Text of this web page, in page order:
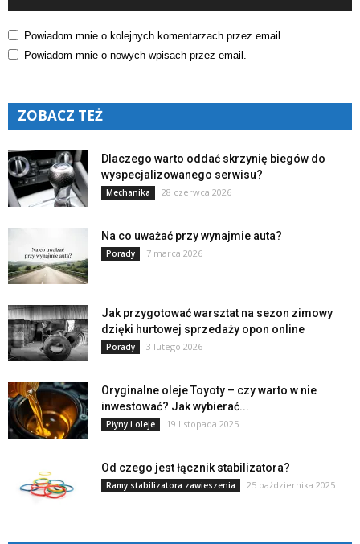
Powiadom mnie o kolejnych komentarzach przez email.
Powiadom mnie o nowych wpisach przez email.
ZOBACZ TEŻ
Dlaczego warto oddać skrzynię biegów do
wyspecjalizowanego serwisu?
Mechanika 28 czerwca 2026
Na co uważać przy wynajmie auta?
Porady 7 marca 2026
Jak przygotować warsztat na sezon zimowy
dzięki hurtowej sprzedaży opon online
Porady 3 lutego 2026
Oryginalne oleje Toyoty – czy warto w nie
inwestować? Jak wybierać...
Płyny i oleje 19 listopada 2025
Od czego jest łącznik stabilizatora?
Ramy stabilizatora zawieszenia 25 października 2025